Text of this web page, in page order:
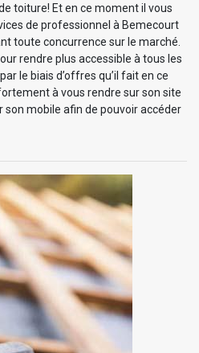
toiture! Et en ce moment il vous
de professionnel à Bemecourt
toute concurrence sur le marché.
rendre plus accessible à tous les
le biais d’offres qu’il fait en ce
à vous rendre sur son site
mobile afin de pouvoir accéder